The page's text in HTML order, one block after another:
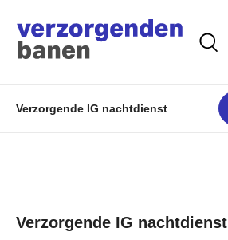
Verzorgende IG nachtdienst
Verzorgende IG nachtdienst